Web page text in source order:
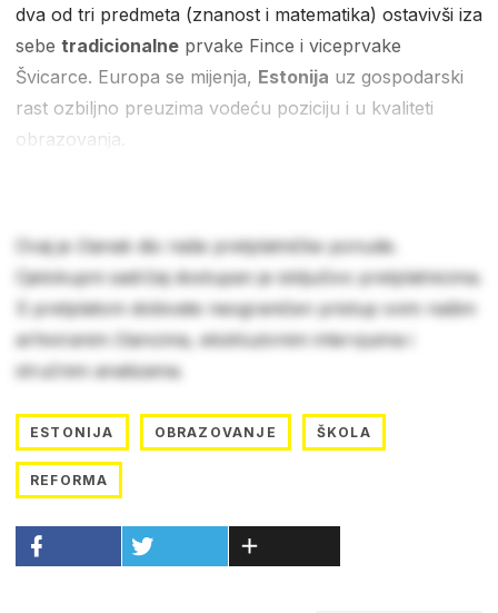
dva od tri predmeta (znanost i matematika) ostavivši iza
sebe tradicionalne prvake Fince i viceprvake
Švicarce. Europa se mijenja, Estonija uz gospodarski
rast ozbiljno preuzima vodeću poziciju i u kvaliteti
obrazovanja.
Ovaj je članak dio naše pretplatničke ponude.
Cjelokupni sadržaj dostupan je isključivo pretplatnicima.
S pretplatom dobivate neograničen pristup svim našim
arhiviranim člancima, ekskluzivnim intervjuima i
stručnim analizama.
ESTONIJA OBRAZOVANJE ŠKOLA
REFORMA